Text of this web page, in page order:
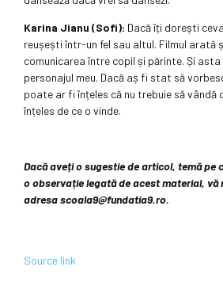
Karina Jianu (Sofi): Dacă îți dorești
reușești într-un fel sau altul. Filmul arată
comunicarea între copil și părinte. Și asta
personajul meu. Dacă aș fi stat să
poate ar fi înțeles că nu trebuie să vândă
înțeles de ce o vinde.
Dacă aveți o sugestie de articol, temă pe
o observație legată de acest material, vă
adresa scoala9@fundatia9.ro.
Source link